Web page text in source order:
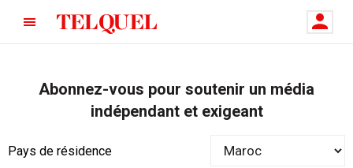
Abonnez-vous pour soutenir un média
indépendant et exigeant
Pays de résidence